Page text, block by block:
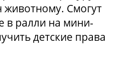
животному. Смогут
в ралли на мини-
детские права